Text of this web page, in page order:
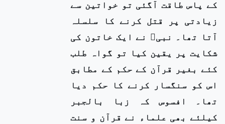
کے پاس طاقت آگئی تو خواتین سے
زیادتی پر قتل کرنے کا سلسلہ
آتا تھا۔ نبیﷺ نے ایک خاتون کی
شکایت پر یقین کیا تو گواہ طلب
کئے بغیر قرآن کے حکم کے مطابق
اس کو سنگسار کرنے کا حکم دیا
تھا۔ افسوس کہ زبا بالجبر
کیلئے بھی علماء نے قرآن و سنت